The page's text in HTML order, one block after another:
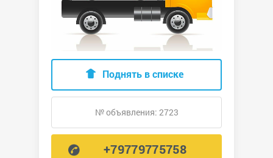
Поднять в списке
№ объявления: 2723
+79779775758